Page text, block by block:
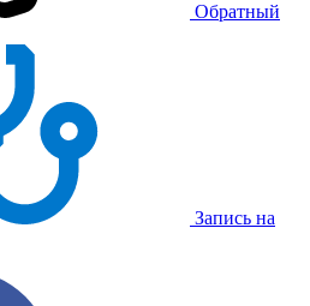
Обратный
Запись на